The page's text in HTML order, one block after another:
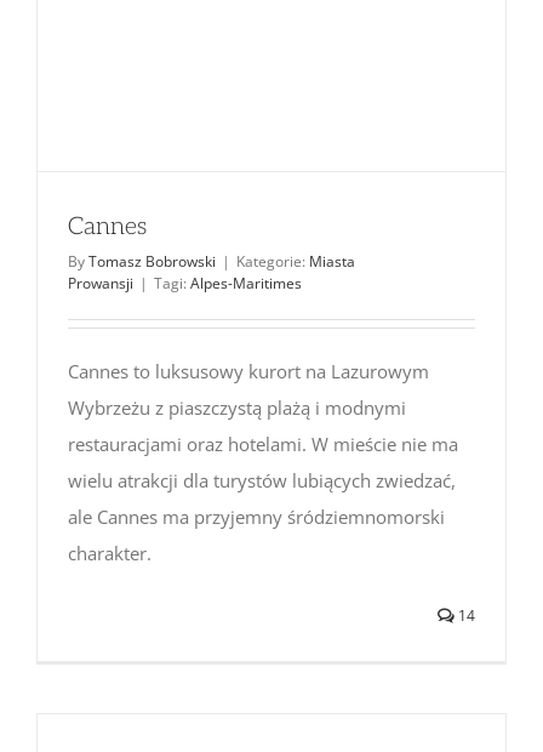
Cannes
ByTomasz Bobrowski | Kategorie: Miasta
Prowansji | Tagi: Alpes-Maritimes
Cannes to luksusowy kurort na Lazurowym
Wybrzeżu z piaszczystą plażą i modnymi
restauracjami oraz hotelami. W mieście nie ma
wielu atrakcji dla turystów lubiących zwiedzać,
ale Cannes ma przyjemny śródziemnomorski
charakter.
14